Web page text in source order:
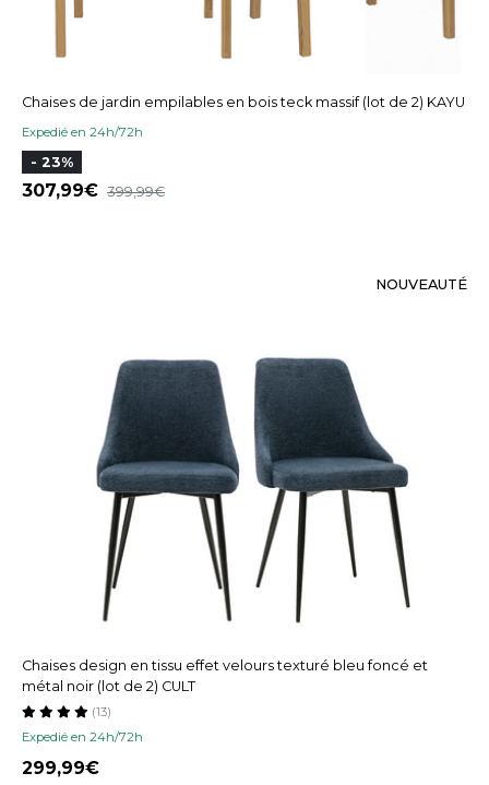
Chaises de jardin empilables en bois teck massif (lot de 2) KAYU
Expedié en 24h/72h
- 23%
307,99 399,99
NOUVEAUTÉ
Chaises design en tissu effet velours texturé bleu foncé et
métal noir (lot de 2) CULT
Expedié en 24h/72h
(13)
299,99